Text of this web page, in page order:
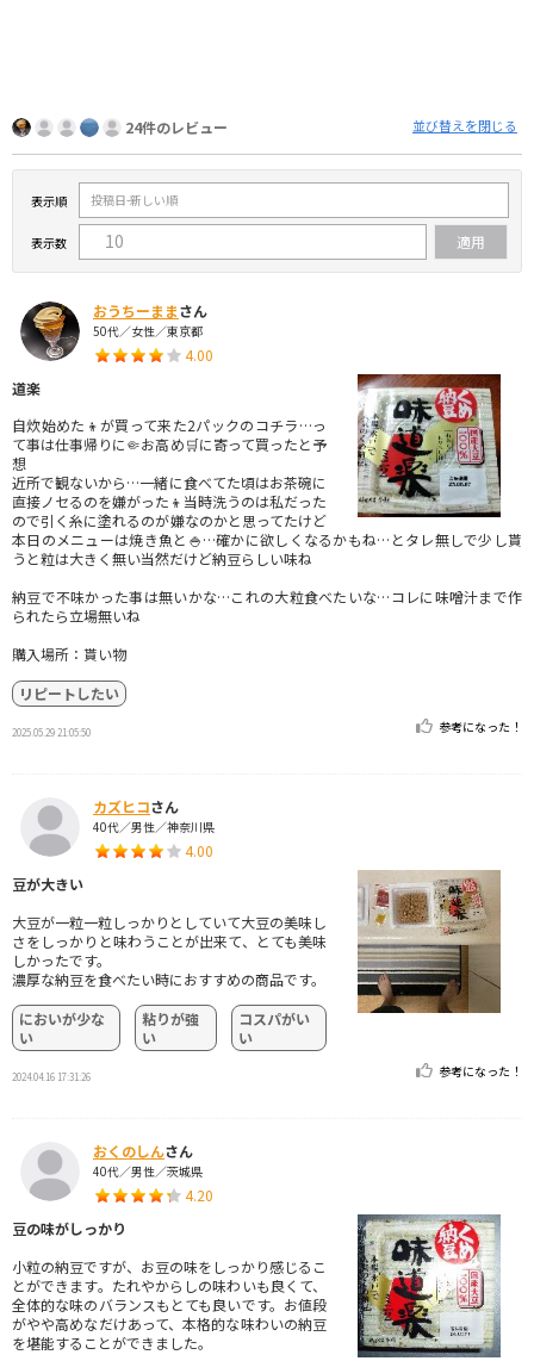
24件のレビュー 並び替えを閉じる
表示順
表示数
おうちーままさん
50代／女性／東京都
4.00
道楽
自炊始めた👦が買って来た2パックのコチラ…っ
て事は仕事帰りに🤏お高め🛒に寄って買ったと予
想
近所で観ないから…一緒に食べてた頃はお茶碗に
直接ノセるのを嫌がった👦当時洗うのは私だった
ので引く糸に塗れるのが嫌なのかと思ってたけど
本日のメニューは焼き魚と🍚…確かに欲しくなるかもね…とタレ無しで少し貰
うと粒は大きく無い当然だけど納豆らしい味ね
納豆で不味かった事は無いかな…これの大粒食べたいな…コレに味噌汁まで作
られたら立場無いね
購入場所：貰い物
リピートしたい
2025.05.29 21:05:50 参考になった！
カズヒコさん
40代／男性／神奈川県
4.00
豆が大きい
大豆が一粒一粒しっかりとしていて大豆の美味し
さをしっかりと味わうことが出来て、とても美味
しかったです。
濃厚な納豆を食べたい時におすすめの商品です。
においが少な
い
粘りが強
い
コスパがい
い
2024.04.16 17:31:26 参考になった！
おくのしんさん
40代／男性／茨城県
4.20
豆の味がしっかり
小粒の納豆ですが、お豆の味をしっかり感じるこ
とができます。たれやからしの味わいも良くて、
全体的な味のバランスもとても良いです。お値段
がやや高めなだけあって、本格的な味わいの納豆
を堪能することができました。